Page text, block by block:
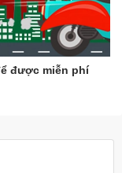
được miễn phí